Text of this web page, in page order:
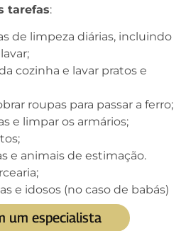
tarefas:
de limpeza diárias, incluindo
cozinha e lavar pratos e
roupas para passar a ferro;
e limpar os armários;
e animais de estimação.
e idosos (no caso de babás)
um especialista